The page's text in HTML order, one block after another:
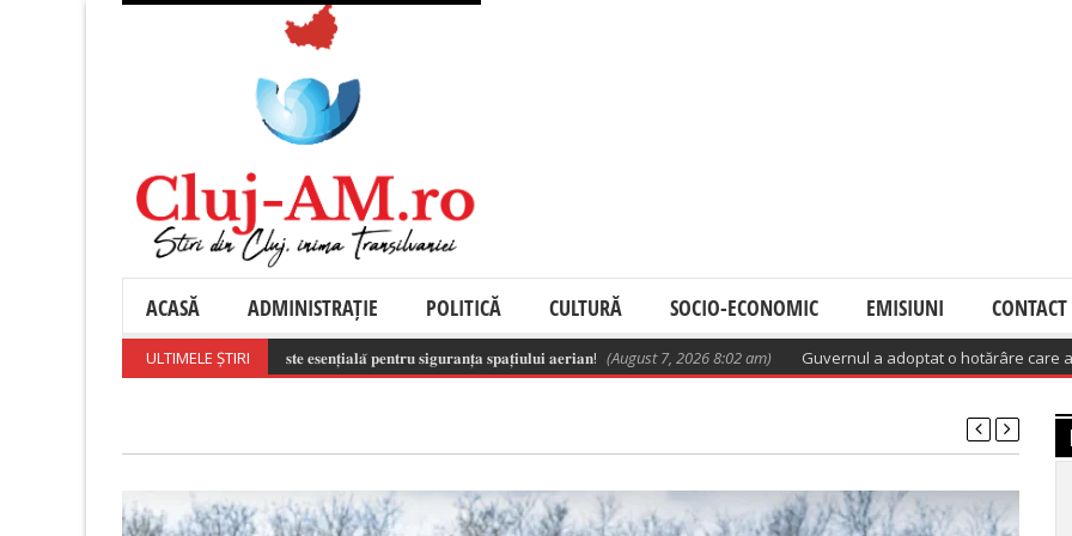
ACASĂ ADMINISTRAȚIE POLITICĂ CULTURĂ SOCIO-ECONOMIC EMISIUNI CONTACT
ULTIMELE ȘTIRI
𝐫𝐞𝐬𝐩𝐨𝐧𝐬𝐚𝐛𝐢𝐥𝐚̆ 𝐚 𝐝𝐫𝐨𝐧𝐞𝐥𝐨𝐫 𝐞𝐬𝐭𝐞 𝐞𝐬𝐞𝐧𝐭̦𝐢𝐚𝐥𝐚̆ 𝐩𝐞𝐧𝐭𝐫𝐮 𝐬𝐢𝐠𝐮𝐫𝐚𝐧𝐭̦𝐚 𝐬𝐩𝐚𝐭̦𝐢𝐮𝐥𝐮𝐢 𝐚𝐞𝐫𝐢𝐚𝐧! (August 7, 2026 8:02 am) Guvernul a adoptat o hotărâre care aprobă